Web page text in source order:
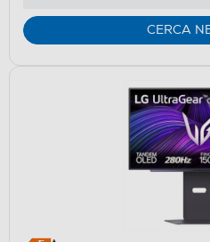
CERCA